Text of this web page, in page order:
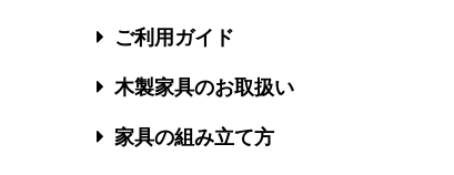
ご利用ガイド
木製家具のお取扱い
家具の組み立て方